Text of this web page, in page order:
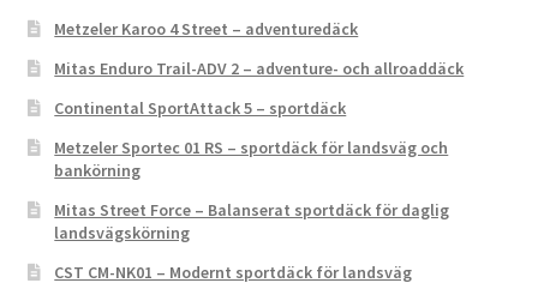
Metzeler Karoo 4 Street – adventuredäck
Mitas Enduro Trail-ADV 2 – adventure- och allroaddäck
Continental SportAttack 5 – sportdäck
Metzeler Sportec 01 RS – sportdäck för landsväg och
bankörning
Mitas Street Force – Balanserat sportdäck för daglig
landsvägskörning
CST CM-NK01 – Modernt sportdäck för landsväg